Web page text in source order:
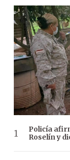
Policía
Roselín y